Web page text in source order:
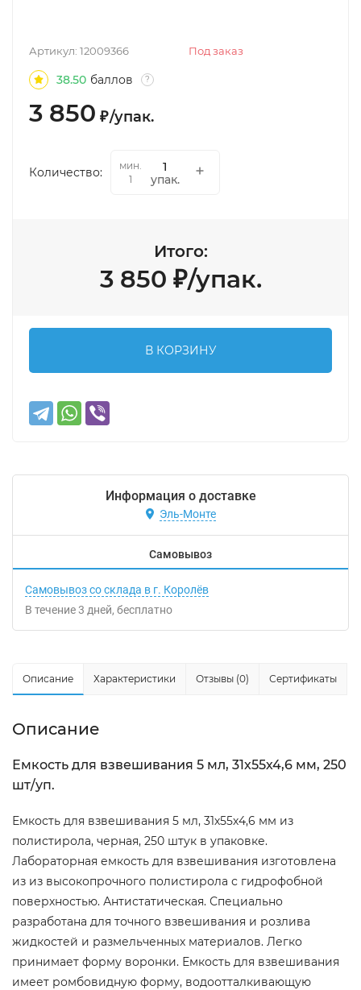
Под заказ
Артикул: 12009366
38.50 баллов ?
3 850 ₽/упак.
Количество:
мин.
1
упак.
Итого:
3 850 ₽/упак.
В КОРЗИНУ
Информация о доставке
Эль-Монте
Самовывоз
Самовывоз со склада в г. Королёв
В течение3 дней Бесплатно
Описание Характеристики Отзывы (0) Сертификаты
Описание
Емкость для взвешивания 5 мл, 31х55х4,6 мм, 250
шт/уп.
Емкость для взвешивания 5 мл, 31х55х4,6 мм из
полистирола, черная, 250 штук в упаковке.
Лабораторная емкость для взвешивания изготовлена
из из высокопрочного полистирола с гидрофобной
поверхностью. Антистатическая. Специально
разработана для точного взвешивания и розлива
жидкостей и размельченных материалов. Легко
принимает форму воронки. Емкость для взвешивания
имеет ромбовидную форму, водоотталкивающую